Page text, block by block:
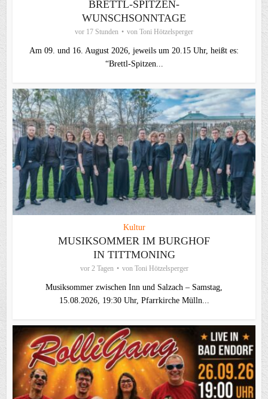
BRETTL-SPITZEN-
WUNSCHSONNTAGE
vor 17 Stunden von Toni Hötzelsperger
Am 09. und 16. August 2026, jeweils um 20.15 Uhr, heißt es:
“Brettl-Spitzen...
Kultur
MUSIKSOMMER IM BURGHOF
IN TITTMONING
vor 2 Tagen von Toni Hötzelsperger
Musiksommer zwischen Inn und Salzach – Samstag,
15.08.2026, 19:30 Uhr, Pfarrkirche Mülln...